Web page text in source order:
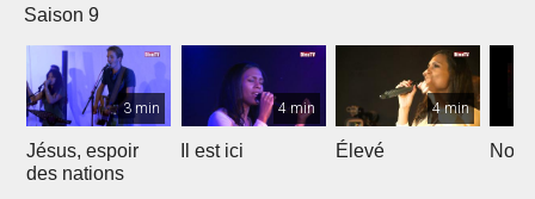
Saison 9
3 min
Jésus, espoir
des nations
4 min
Il est ici
4 min
Élevé